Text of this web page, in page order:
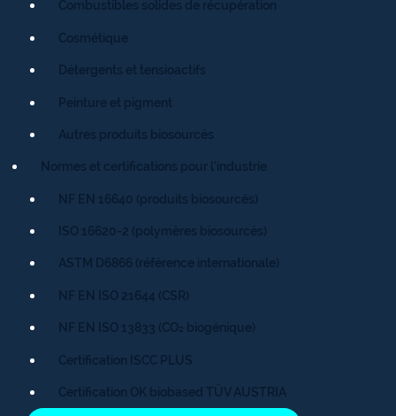
Combustibles solides de récupération
Cosmétique
Détergents et tensioactifs
Peinture et pigment
Autres produits biosourcés
Normes et certifications pour l’industrie
NF EN 16640 (produits biosourcés)
ISO 16620-2 (polymères biosourcés)
ASTM D6866 (référence internationale)
NF EN ISO 21644 (CSR)
NF EN ISO 13833 (CO₂ biogénique)
Certification ISCC PLUS
Certification OK biobased TÜV AUSTRIA